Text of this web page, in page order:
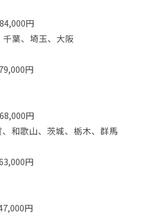
円
葉、埼玉、大阪
円
円
和歌山、茨城、栃木、群馬
円
円